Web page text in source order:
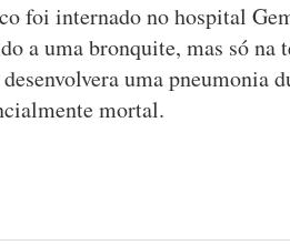
foi internado no hospital
a uma bronquite, mas só na
uma pneumonia
mortal.